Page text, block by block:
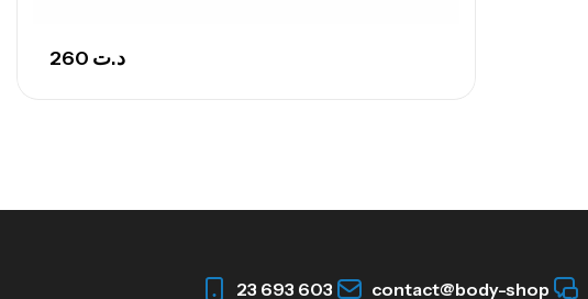
د.ت
23 693 603 contact@body-shop